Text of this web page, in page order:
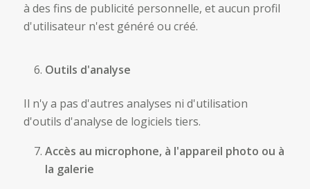
à des fins de publicité personnelle, et aucun profil
d'utilisateur n'est généré ou créé.
Outils d'analyse
Il n'y a pas d'autres analyses ni d'utilisation
d'outils d'analyse de logiciels tiers.
Accès au microphone, à l'appareil photo ou à
la galerie